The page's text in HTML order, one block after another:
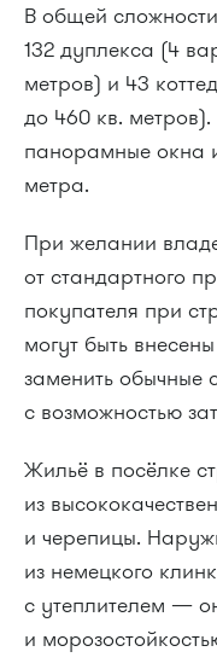
В общей
132 дуплекса (4
метров) и 43
до 460 кв.
панорамные окна
метра.
При желании
от стандартного
покупателя при
могут быть
заменить обычные
с возможностью
Жильё в посёлке
из
и черепицы.
из немецкого
с утеплителем —
и